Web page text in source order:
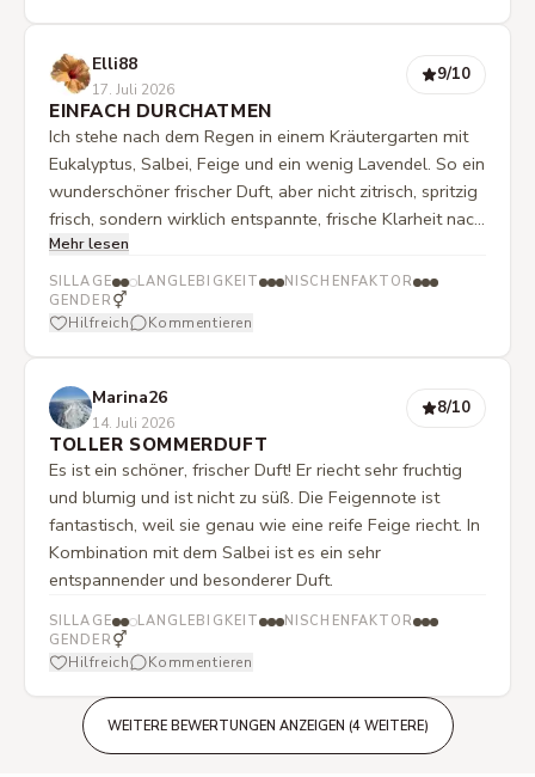
Elli88
17. Juli 2026
9/10
EINFACH DURCHATMEN
Ich stehe nach dem Regen in einem Kräutergarten mit
Eukalyptus, Salbei, Feige und ein wenig Lavendel. So ein
wunderschöner frischer Duft, aber nicht zitrisch, spritzig
frisch, sondern wirklich entspannte, frische Klarheit nach
einem Regenschauer im Grünen. Ich nehme
hauptsächlich den Eukalyptus, Salbei und die Feige
wahr- weniger Holz.
Mehr lesen
SILLAGE LANGLEBIGKEIT
NISCHENFAKTOR
GENDER ⚥
Hilfreich Kommentieren
Marina26
14. Juli 2026
8/10
TOLLER SOMMERDUFT
Es ist ein schöner, frischer Duft! Er riecht sehr fruchtig
und blumig und ist nicht zu süß. Die Feigennote ist
fantastisch, weil sie genau wie eine reife Feige riecht. In
Kombination mit dem Salbei ist es ein sehr
entspannender und besonderer Duft.
SILLAGE LANGLEBIGKEIT
NISCHENFAKTOR
GENDER ⚥
Hilfreich Kommentieren
WEITERE BEWERTUNGEN ANZEIGEN (4 WEITERE)